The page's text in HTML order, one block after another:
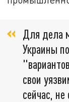
Для дела
Украины
свои
сейчас, не